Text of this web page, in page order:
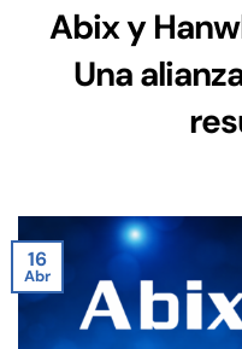
Abix y
Una
16
Abr